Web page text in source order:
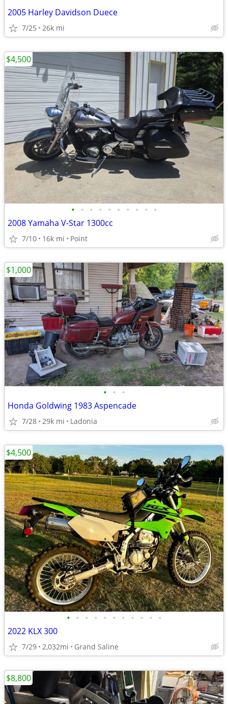
2005 Harley Davidson Duece
7/25 26k mi
• • • • • • • • • •
2008 Yamaha V-Star 1300cc
7/10 16k mi Point
$4,500
• • •
Honda Goldwing 1983 Aspencade
7/28 29k mi Ladonia
$1,000
• • • • • • • • • • •
2022 KLX 300
7/29 2,032mi Grand Saline
$4,500
$8,800